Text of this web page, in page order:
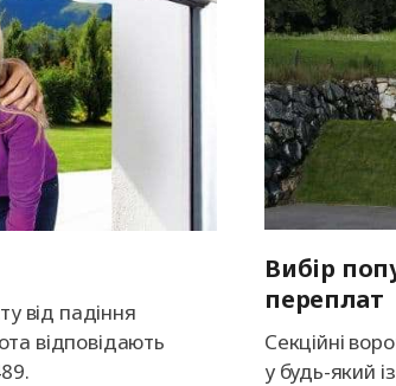
від падіння
відповідають
Вибір
переплат
Секційні
у будь-який